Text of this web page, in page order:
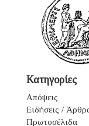
Κατηγορίες
Απόψεις
Ειδήσεις /
Πρωτοσέλιδα